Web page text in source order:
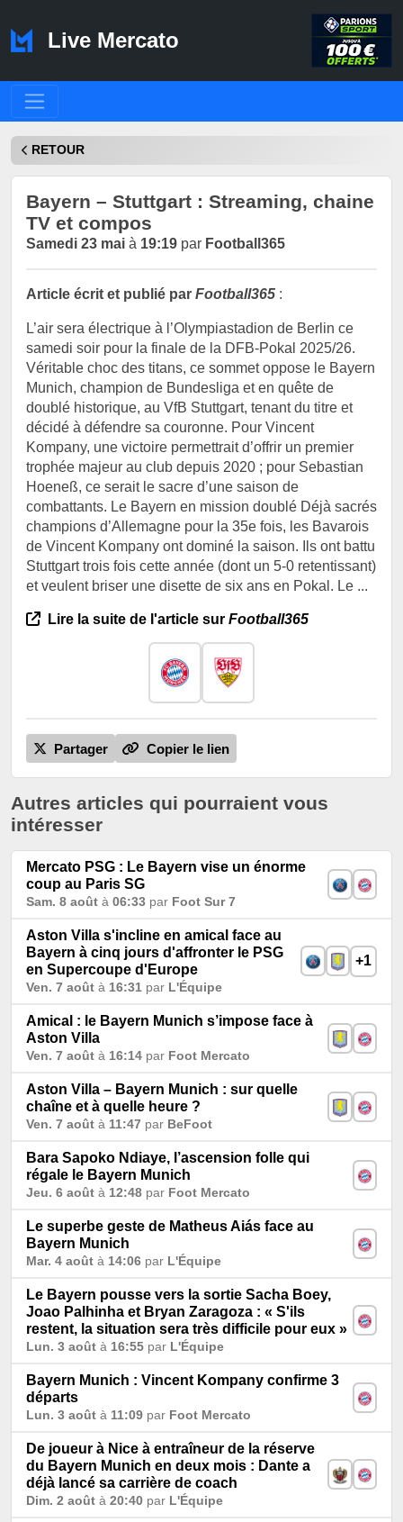
Live Mercato
RETOUR
Bayern – Stuttgart : Streaming, chaine
TV et compos
Samedi 23 mai à 19:19 par Football365
Article écrit et publié par Football365 :
L’air sera électrique à l’Olympiastadion de Berlin ce
samedi soir pour la finale de la DFB-Pokal 2025/26.
Véritable choc des titans, ce sommet oppose le Bayern
Munich, champion de Bundesliga et en quête de
doublé historique, au VfB Stuttgart, tenant du titre et
décidé à défendre sa couronne. Pour Vincent
Kompany, une victoire permettrait d’offrir un premier
trophée majeur au club depuis 2020 ; pour Sebastian
Hoeneß, ce serait le sacre d’une saison de
combattants. Le Bayern en mission doublé Déjà sacrés
champions d’Allemagne pour la 35e fois, les Bavarois
de Vincent Kompany ont dominé la saison. Ils ont battu
Stuttgart trois fois cette année (dont un 5-0 retentissant)
et veulent briser une disette de six ans en Pokal. Le ...
Lire la suite de l'article sur Football365
Partager Copier le lien
Autres articles qui pourraient vous
intéresser
Mercato PSG : Le Bayern vise un énorme
coup au Paris SG
Sam. 8 août à 06:33 par Foot Sur 7
Aston Villa s'incline en amical face au
Bayern à cinq jours d'affronter le PSG
en Supercoupe d'Europe
Ven. 7 août à 16:31 par L'Équipe
+1
Amical : le Bayern Munich s’impose face à
Aston Villa
Ven. 7 août à 16:14 par Foot Mercato
Aston Villa – Bayern Munich : sur quelle
chaîne et à quelle heure ?
Ven. 7 août à 11:47 par BeFoot
Bara Sapoko Ndiaye, l’ascension folle qui
régale le Bayern Munich
Jeu. 6 août à 12:48 par Foot Mercato
Le superbe geste de Matheus Aiás face au
Bayern Munich
Mar. 4 août à 14:06 par L'Équipe
Le Bayern pousse vers la sortie Sacha Boey,
Joao Palhinha et Bryan Zaragoza : « S'ils
restent, la situation sera très difficile pour eux »
Lun. 3 août à 16:55 par L'Équipe
Bayern Munich : Vincent Kompany confirme 3
départs
Lun. 3 août à 11:09 par Foot Mercato
De joueur à Nice à entraîneur de la réserve
du Bayern Munich en deux mois : Dante a
déjà lancé sa carrière de coach
Dim. 2 août à 20:40 par L'Équipe